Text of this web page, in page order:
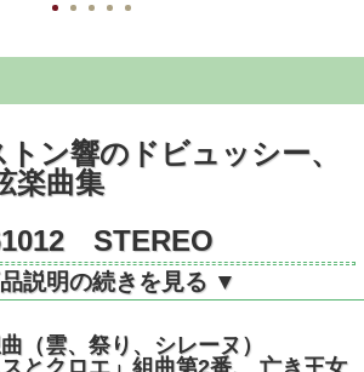
ン響のドビュッシー、
楽曲集
STEREO
説明の続きを見る ▼
（雲、祭り、シレーヌ）